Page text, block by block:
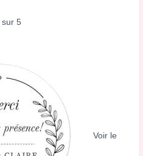
sur 5
Voir le